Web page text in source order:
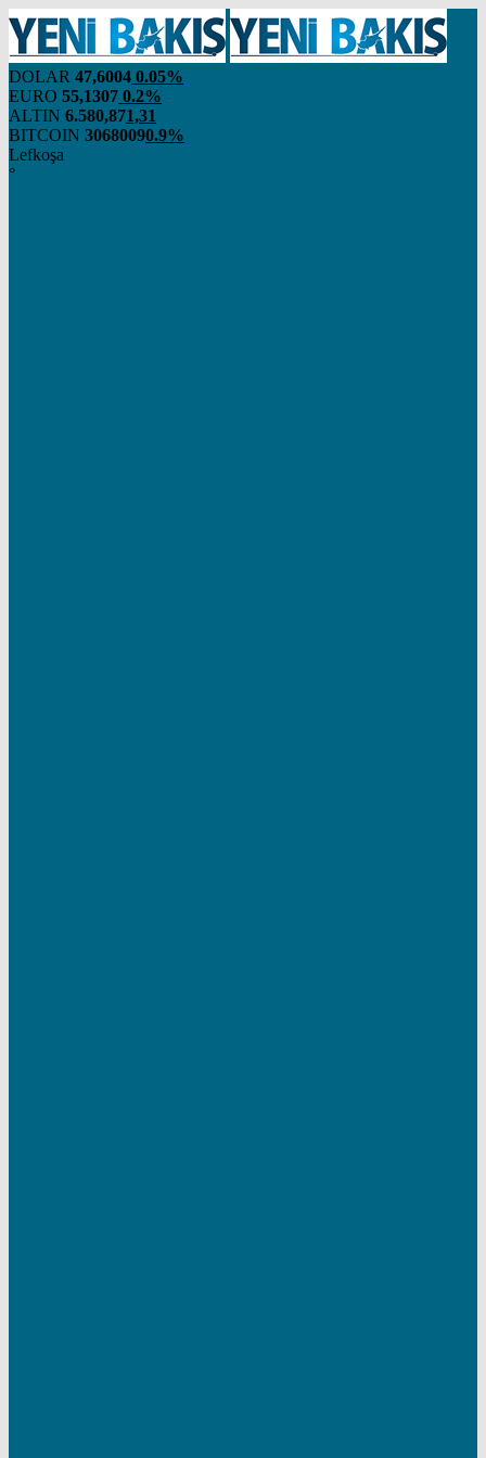
DOLAR 47,6004 0.05%
EURO 55,1307 0.2%
ALTIN 6.580,871,31
BITCOIN 30680090.9%
Lefkoşa
°